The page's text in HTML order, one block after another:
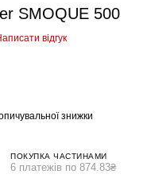
SMOQUE 500
відгук
знижки
ПОКУПКА ЧАСТИНАМИ
6 платежів по 874.83₴